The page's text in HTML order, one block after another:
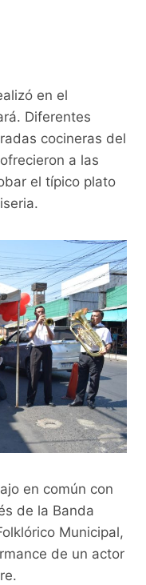
en el
Diferentes
cocineras del
a las
el típico plato
en común con
de la Banda
Municipal,
de un actor